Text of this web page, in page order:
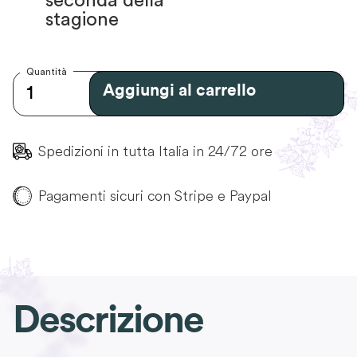
stagione
Quantità
Aggiungi al carrello
Spedizioni in tutta Italia in 24/72 ore
Pagamenti sicuri con Stripe e Paypal
Descrizione